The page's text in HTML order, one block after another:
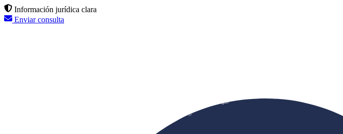
Información jurídica clara
Enviar consulta